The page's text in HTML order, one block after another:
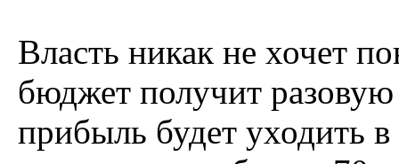
Власть никак не хочет
бюджет получит
прибыль будет уходить